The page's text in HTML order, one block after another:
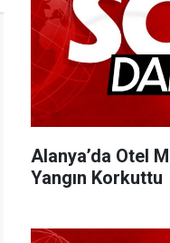
Alanya’da Otel
Yangın Korkuttu